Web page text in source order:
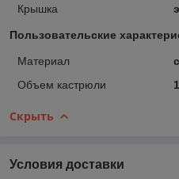
Крышка
Пользовательские
Материал
Объем кастрюли
Скрыть
Условия доставки